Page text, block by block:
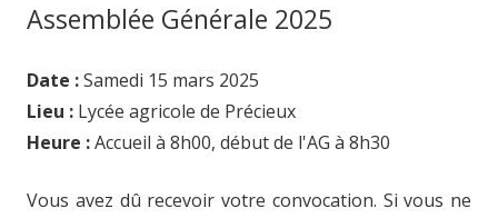
Assemblée Générale 2025
Date :Samedi 15 mars 2025
Lieu : Lycée agricole de Précieux
Heure :Accueil à 8h00, début de l'AG à 8h30
Vous avez dû recevoir votre convocation. Si vous ne